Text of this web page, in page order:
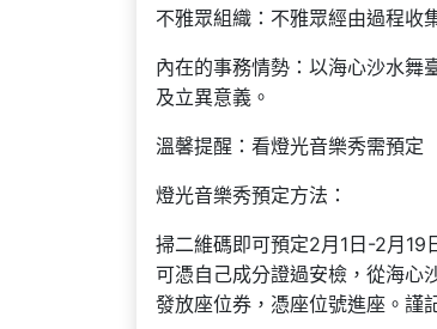
不雅眾組織：不雅眾經由過程收
內在的事務情勢：以海心沙水舞
及立異意義。
溫馨提醒：看燈光音樂秀需預定
燈光音樂秀預定方法：
掃二維碼即可預定2月1日-2月19
可憑自己成分證過安檢，從海心
發放座位券，憑座位號進座。謹